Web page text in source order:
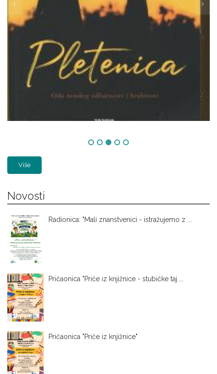
Više
Novosti
Radionica: "Mali znanstvenici - istražujemo z ...
Pričaonica "Priče iz knjižnice - stubičke taj ...
Pričaonica "Priče iz knjižnice"